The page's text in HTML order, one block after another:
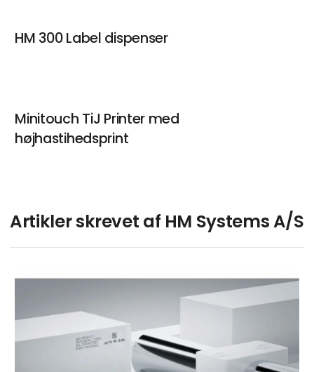
HM 300 Label dispenser
Minitouch TiJ Printer med
højhastihedsprint
Artikler skrevet af HM Systems A/S